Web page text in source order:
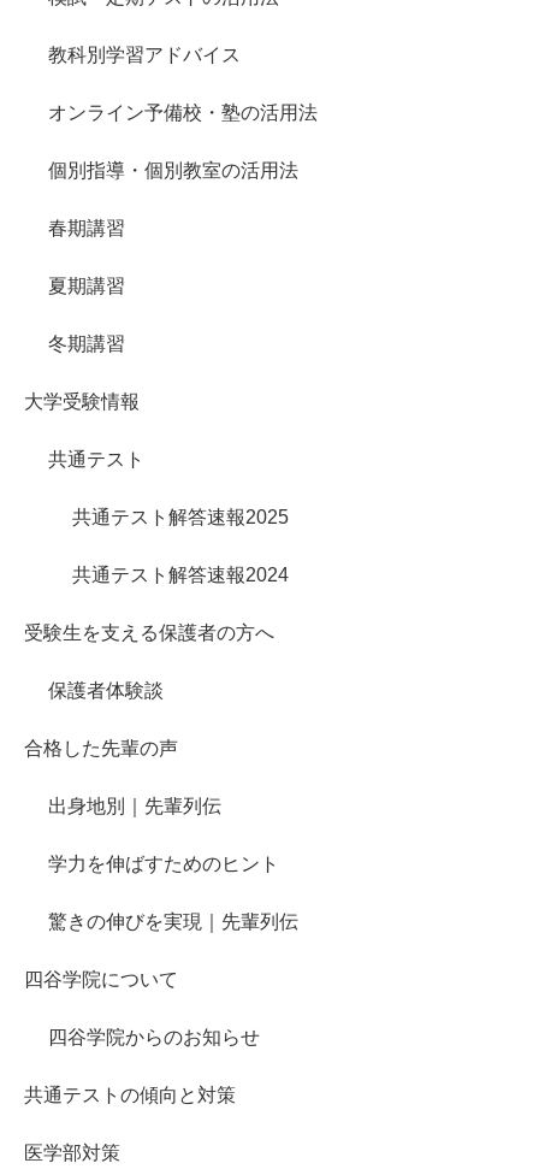
教科別学習アドバイス
オンライン予備校・塾の活用法
個別指導・個別教室の活用法
春期講習
夏期講習
冬期講習
大学受験情報
共通テスト
共通テスト解答速報2025
共通テスト解答速報2024
受験生を支える保護者の方へ
保護者体験談
合格した先輩の声
出身地別｜先輩列伝
学力を伸ばすためのヒント
驚きの伸びを実現｜先輩列伝
四谷学院について
四谷学院からのお知らせ
共通テストの傾向と対策
医学部対策